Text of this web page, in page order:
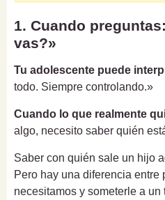
1. Cuando
vas?»
Tu adolescente puede
todo. Siempre controlando.»
Cuando lo que realmente
algo, necesito saber quién
Saber con quién sale un hijo
Pero hay una diferencia entre
necesitamos y someterle a un